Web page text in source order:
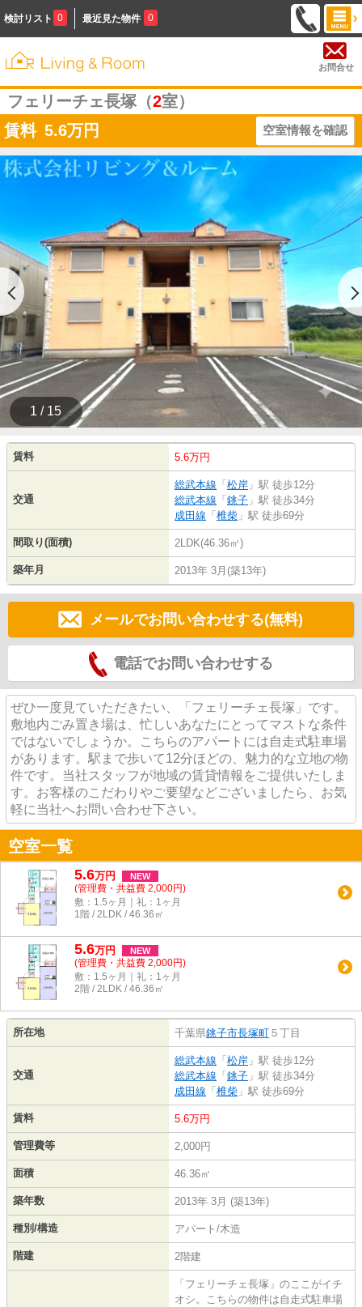
検討リスト 0 最近見た物件 0
お問合せ
フェリーチェ長塚（2室）
賃料 5.6万円 空室情報を確認
1 / 15
賃料 5.6万円
交通
総武本線 「松岸 」駅 徒歩12分
総武本線 「銚子 」駅 徒歩34分
成田線 「椎柴 」駅 徒歩69分
間取り(面積) 2LDK(46.36㎡)
築年月 2013年 3月(築13年)
メールでお問い合わせする(無料)
電話でお問い合わせする
ぜひ一度見ていただきたい、「フェリーチェ長塚」です。
敷地内ごみ置き場は、忙しいあなたにとってマストな条件
ではないでしょうか。こちらのアパートには自走式駐車場
があります。駅まで歩いて12分ほどの、魅力的な立地の物
件です。当社スタッフが地域の賃貸情報をご提供いたしま
す。お客様のこだわりやご要望などございましたら、お気
軽に当社へお問い合わせ下さい。
空室一覧
5.6万円 NEW
(管理費・共益費 2,000円)
敷：1.5ヶ月｜礼：1ヶ月
1階 / 2LDK / 46.36㎡
5.6万円 NEW
(管理費・共益費 2,000円)
敷：1.5ヶ月｜礼：1ヶ月
2階 / 2LDK / 46.36㎡
所在地 千葉県銚子市長塚町 ５丁目
交通
総武本線 「松岸 」駅 徒歩12分
総武本線 「銚子 」駅 徒歩34分
成田線 「椎柴 」駅 徒歩69分
賃料 5.6万円
管理費等 2,000円
面積 46.36㎡
築年数 2013年 3月 (築13年)
種別/構造 アパート/木造
階建 2階建
「フェリーチェ長塚」のここがイチ
オシ。こちらの物件は自走式駐車場